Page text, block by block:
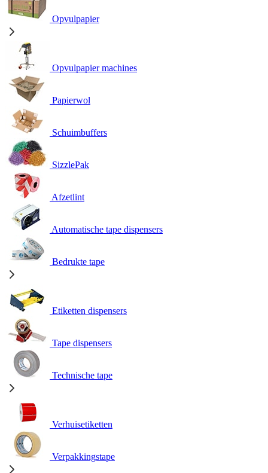
Opvulpapier
Opvulpapier machines
Papierwol
Schuimbuffers
SizzlePak
Afzetlint
Automatische tape dispensers
Bedrukte tape
Etiketten dispensers
Tape dispensers
Technische tape
Verhuisetiketten
Verpakkingstape